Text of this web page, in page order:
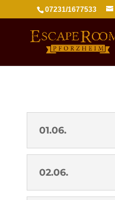
07231/1677533
01.06.
02.06.